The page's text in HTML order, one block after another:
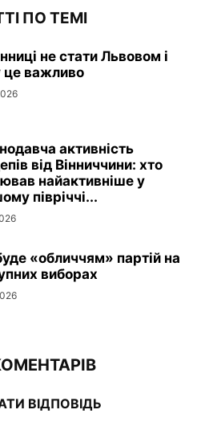
ПО ТЕМІ
не стати Львовом і
це важливо
активність
від Вінниччини: хто
найактивніше у
півріччі...
«обличчям» партій на
виборах
ВІДПОВІДЬ